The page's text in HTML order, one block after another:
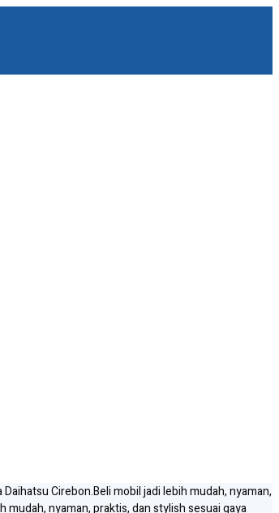
Daihatsu Cirebon.Beli mobil jadi lebih mudah, nyaman,
mudah, nyaman, praktis, dan stylish sesuai gaya